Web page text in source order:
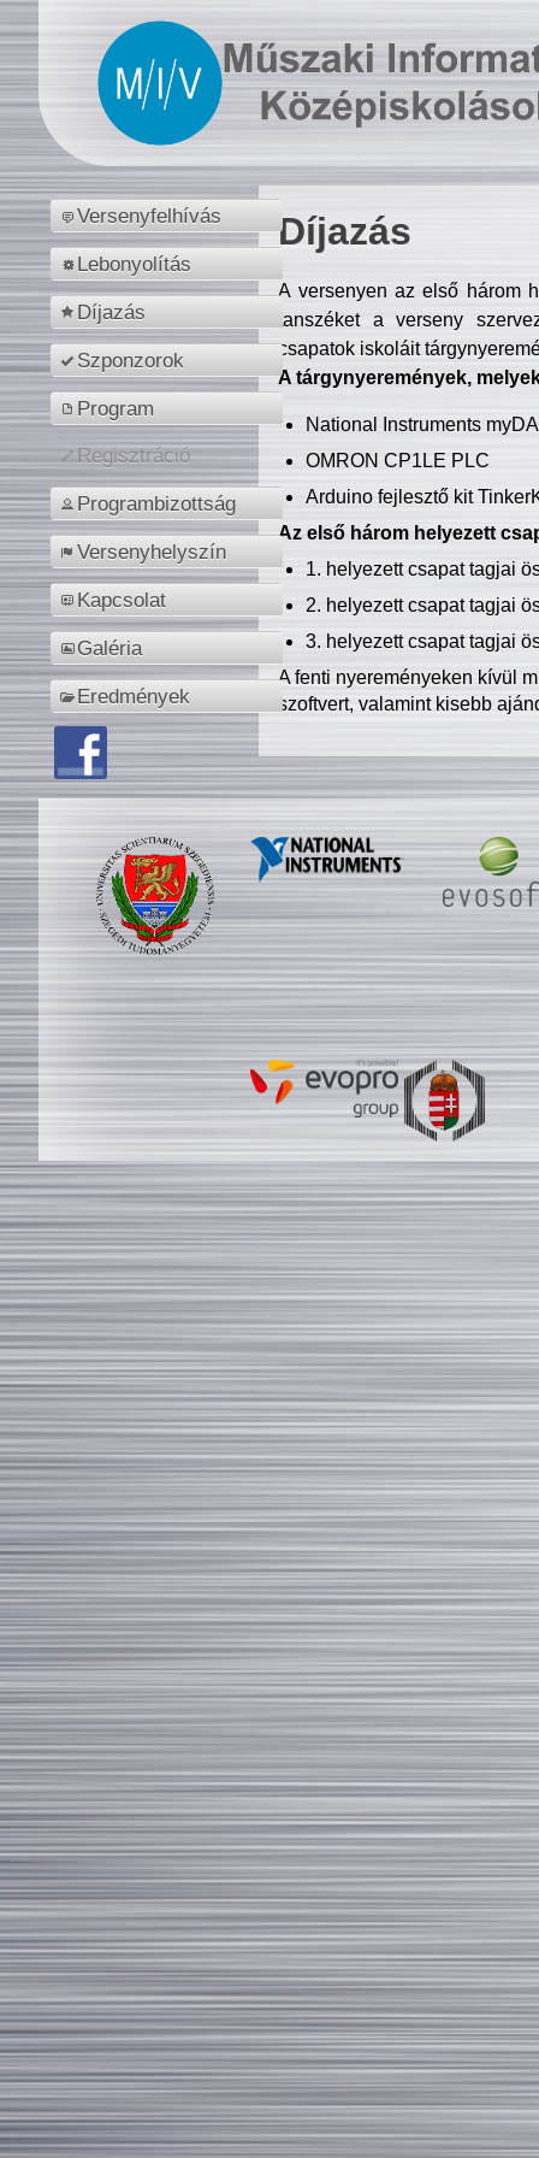
Versenyfelhívás
Lebonyolítás
Díjazás
Szponzorok
Program
Regisztráció
Programbizottság
Versenyhelyszín
Kapcsolat
Galéria
Eredmények
Díjazás
A versenyen az első három
tanszéket a verseny
csapatok iskoláit
A tárgynyeremények,
National Instruments
OMRON CP1LE PLC
Arduino fejlesztő kit
Az első három helyezett
1. helyezett csapat tagjai
2. helyezett csapat tagjai
3. helyezett csapat tagjai
A fenti nyereményeken kívül
szoftvert, valamint kisebb